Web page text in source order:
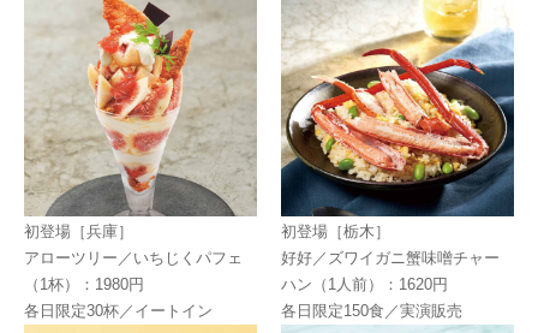
初登場［兵庫］
アローツリー／いちじくパフェ
（1杯）：1980円
各日限定30杯／イートイン
初登場［栃木］
好好／ズワイガニ蟹味噌チャー
ハン（1人前）：1620円
各日限定150食／実演販売